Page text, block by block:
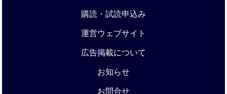
購読・試読申込み
運営ウェブサイト
広告掲載について
お知らせ
お問合せ